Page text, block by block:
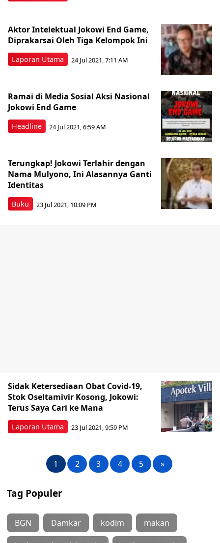
Laporan Utama
Aktor Intelektual Jokowi End Game,
Diprakarsai Oleh Tiga Kelompok Ini
24 Jul 2021, 7:11 AM
Headline
Ramai di Media Sosial Aksi Nasional
Jokowi End Game
24 Jul 2021, 6:59 AM
Buku
Terungkap! Jokowi Terlahir dengan
Nama Mulyono, Ini Alasannya Ganti
Identitas
23 Jul 2021, 10:09 PM
Laporan Utama
Sidak Ketersediaan Obat Covid-19,
Stok Oseltamivir Kosong, Jokowi:
Terus Saya Cari ke Mana
23 Jul 2021, 9:59 PM
1 2 3 4 5 »
Tag Populer
BGN Damkar kodim makan